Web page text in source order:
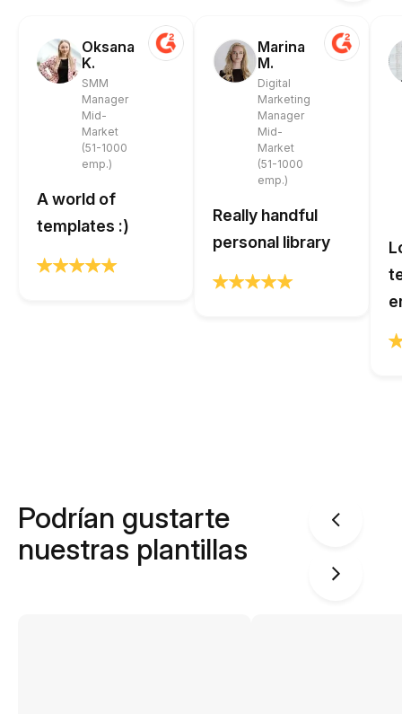
Oksana
K.
SMM
Manager
Mid-
Market
(51-1000
emp.)
A world of
templates :)
Marina
M.
Digital
Marketing
Manager
Mid-
Market
(51-1000
emp.)
Really handful
personal library
Podrían gustarte
nuestras plantillas